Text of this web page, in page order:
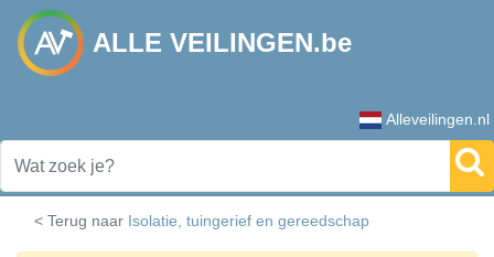
ALLE VEILINGEN.be
Alleveilingen.nl
< Terug naar Isolatie, tuingerief en gereedschap